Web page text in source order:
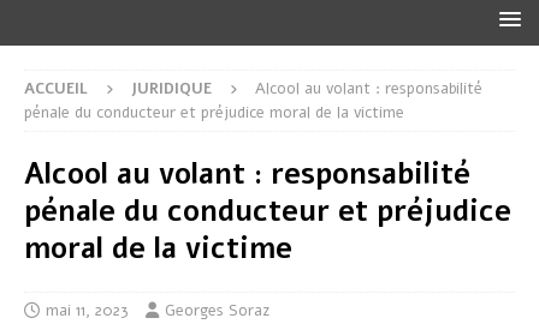
ACCUEIL JURIDIQUE
Alcool au volant : responsabilité
pénale du conducteur et préjudice moral de la victime
Alcool au volant : responsabilité
pénale du conducteur et préjudice
moral de la victime
mai 11, 2023 Georges Soraz